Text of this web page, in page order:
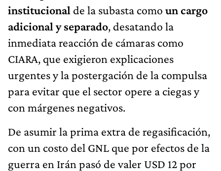
institucional de la subasta como un cargo
adicional y separado, desatando la
inmediata reacción de cámaras como
CIARA, que exigieron explicaciones
urgentes y la postergación de la compulsa
para evitar que el sector opere a ciegas y
con márgenes negativos.
De asumir la prima extra de regasificación,
con un costo del GNL que por efectos de la
guerra en Irán pasó de valer USD 12 por